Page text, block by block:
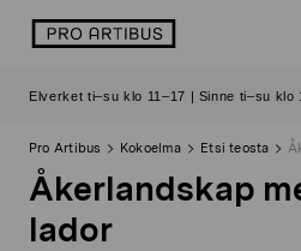
sisältöön
logo
Elverket ti–su klo 11–17 | Sinne ti–su klo
Pro Artibus Kokoelma Etsi teosta
Åkerlandskap
lador